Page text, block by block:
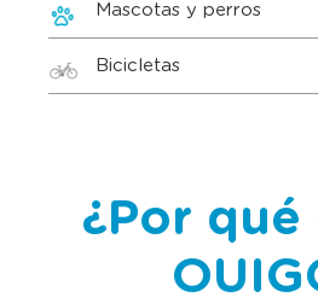
Mascotas y perros
Bicicletas
¿Por